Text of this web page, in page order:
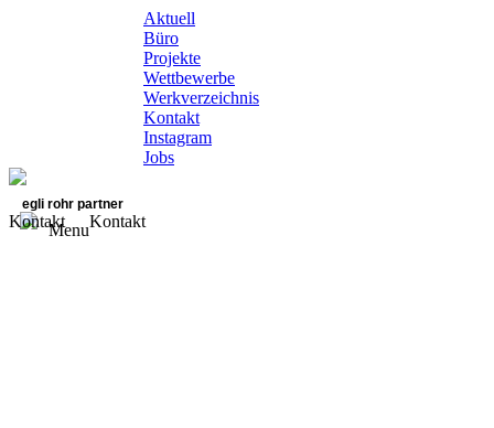
Aktuell
Büro
Projekte
Wettbewerbe
Werkverzeichnis
Kontakt
Instagram
Jobs
egli rohr partner
Menu
Kontakt Kontakt